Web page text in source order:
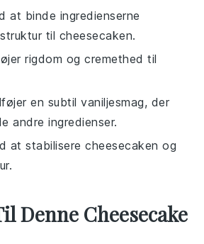
at binde ingredienserne
til cheesecaken.
rigdom og cremethed til
en subtil vaniljesmag, der
andre ingredienser.
at stabilisere cheesecaken og
Denne Cheesecake